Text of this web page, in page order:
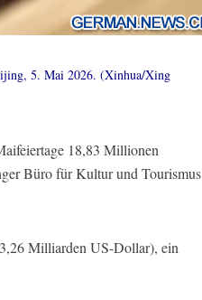
5. Mai 2026. (Xinhua/Xing
18,83 Millionen
Büro für Kultur und Tourismus
Milliarden US-Dollar), ein